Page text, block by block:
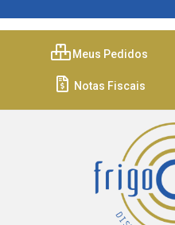
Meus Pedidos
Notas Fiscais